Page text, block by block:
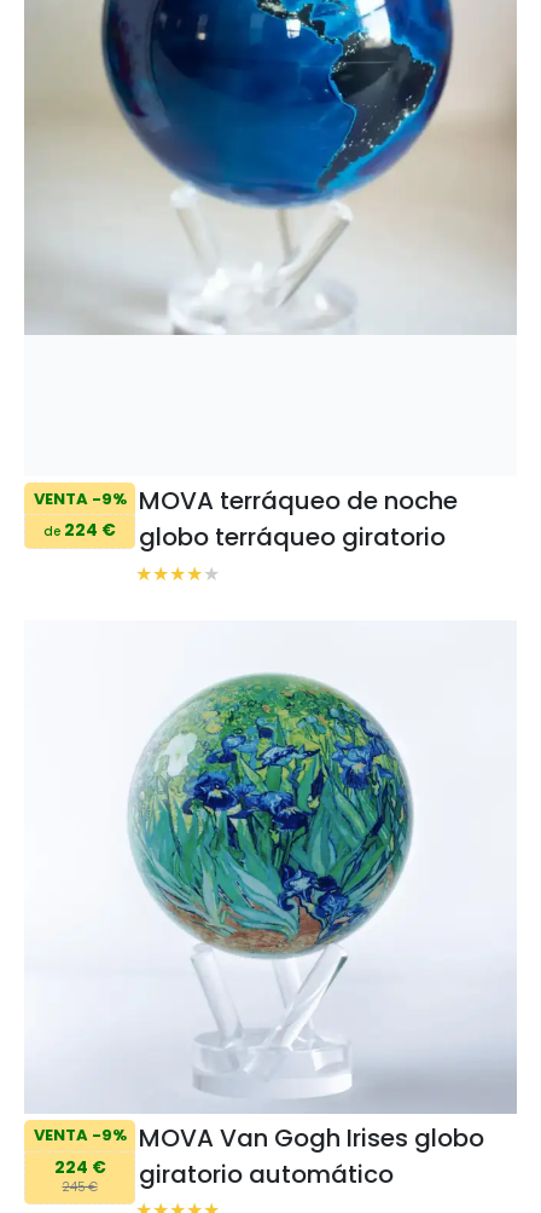
VENTA -9%
de 224 €
MOVA terráqueo de noche
globo terráqueo giratorio
VENTA -9%
224 €
245 €
MOVA Van Gogh Irises globo
giratorio automático